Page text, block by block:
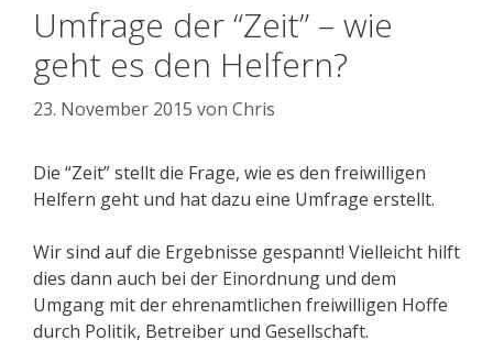
Umfrage der “Zeit” – wie
geht es den Helfern?
23. November 2015 von Chris
Die “Zeit” stellt die Frage, wie es den freiwilligen
Helfern geht und hat dazu eine Umfrage erstellt.
Wir sind auf die Ergebnisse gespannt! Vielleicht hilft
dies dann auch bei der Einordnung und dem
Umgang mit der ehrenamtlichen freiwilligen Hoffe
durch Politik, Betreiber und Gesellschaft.